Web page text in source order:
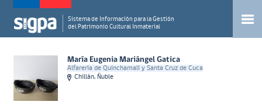
Sistema de Información para la Gestión
del Patrimonio Cultural Inmaterial
María Eugenia Mariángel Gatica
Alfarería de Quinchamalí y Santa Cruz de Cuca
Chillán, Ñuble